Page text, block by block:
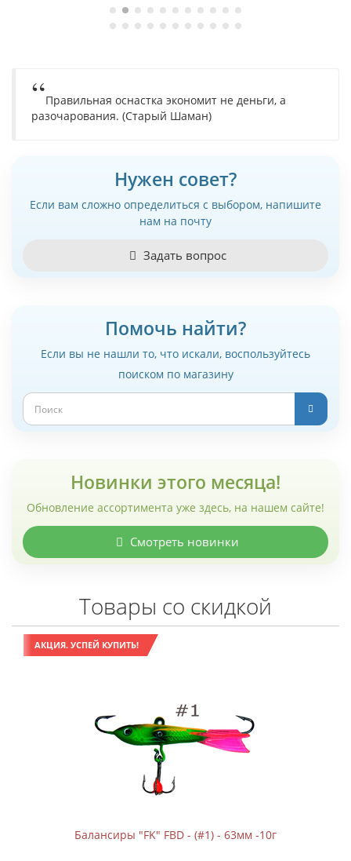
Правильная оснастка экономит не деньги, а
разочарования. (Старый Шаман)
Нужен совет?
Если вам сложно определиться с выбором, напишите
нам на почту
Задать вопрос
Помочь найти?
Если вы не нашли то, что искали, воспользуйтесь
поиском по магазину
Новинки этого месяца!
Обновление ассортимента уже здесь, на нашем сайте!
Смотреть новинки
Товары со скидкой
АКЦИЯ. УСПЕЙ КУПИТЬ!
Балансиры "FK" FBD - (#1) - 63мм -10г